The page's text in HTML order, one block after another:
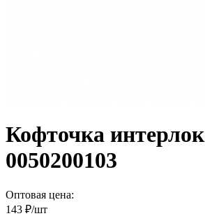
Кофточка интерлок
0050200103
Оптовая цена:
143 ₽/шт